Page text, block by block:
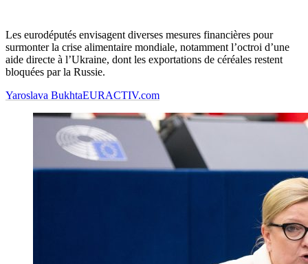
Les eurodéputés envisagent diverses mesures financières pour
surmonter la crise alimentaire mondiale, notamment l’octroi d’une
aide directe à l’Ukraine, dont les exportations de céréales restent
bloquées par la Russie.
Yaroslava BukhtaEURACTIV.com